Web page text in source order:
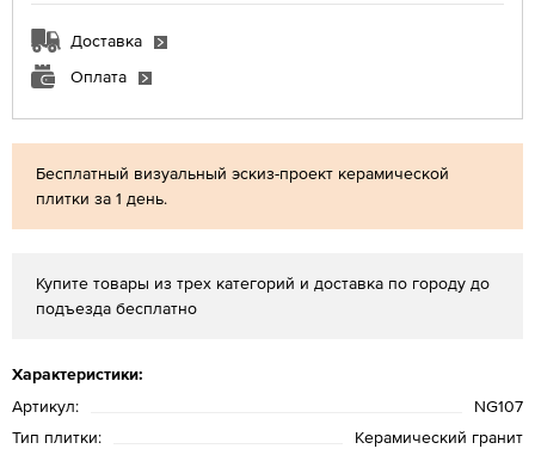
Бесплатный визуальный эскиз-проект керамической
плитки за 1 день.
Купите товары из трех категорий и доставка по городу до
подъезда бесплатно
Характеристики:
Артикул:
NG107
Тип плитки:
Керамический гранит
Доставка
Оплата